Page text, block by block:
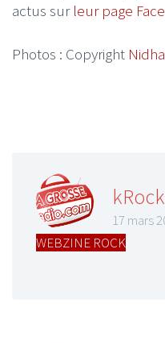
actus sur leur page
Photos : Copyright
17 mars
WEBZINE ROCK